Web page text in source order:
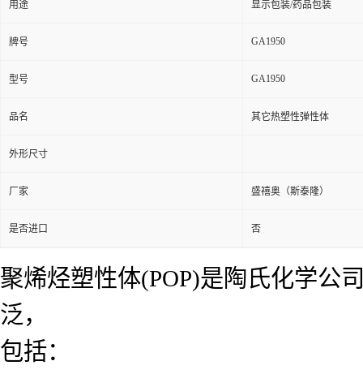
用途 显示包装/药品包装
牌号 GA1950
型号 GA1950
品名 其它热塑性弹性体
外形尺寸
厂家 盛禧奥（斯泰隆）
是否进口 否
聚烯烃塑性体(POP)是陶氏化学公
泛，
包括：